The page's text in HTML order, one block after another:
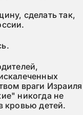
сделать так,
враги Израиля
никогда не
кровью детей.